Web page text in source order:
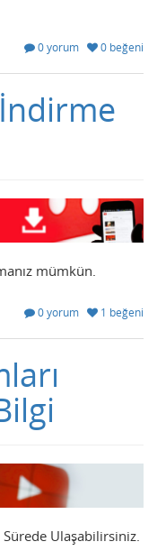
0 yorum
0 beğeni
mümkün.
0 yorum
1 beğeni
Ulaşabilirsiniz.